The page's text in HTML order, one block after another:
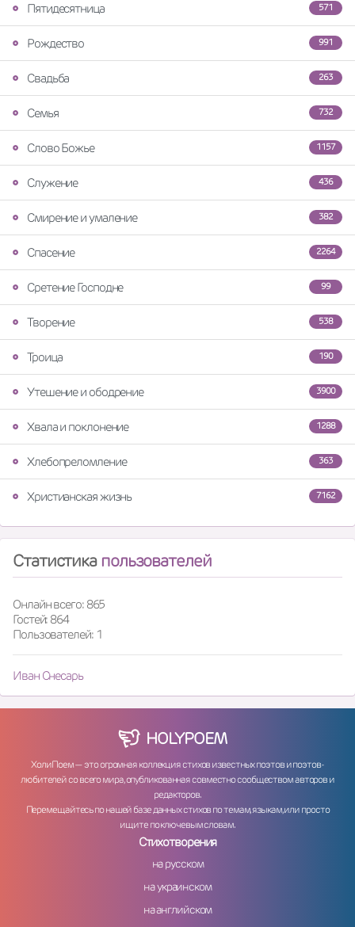
571
Пятидесятница
991
Рождество
263
Свадьба
732
Семья
1157
Слово Божье
436
Служение
382
Смирение и умаление
2264
Спасение
99
Сретение Господне
538
Творение
190
Троица
3900
Утешение и ободрение
1288
Хвала и поклонение
363
Хлебопреломление
7162
Христианская жизнь
Статистика пользователей
Онлайн всего: 865
Гостей: 864
Пользователей: 1
Иван Снесарь
HOLYPOEM
ХолиПоем — это огромная коллекция стихов известных поэтов и поэтов-
любителей со всего мира, опубликованная совместно сообществом авторов и
редакторов.
Перемещайтесь по нашей базе данных стихов по темам, языкам, или просто
ищите по ключевым словам.
Стихотворения
на русском
на украинском
на английском